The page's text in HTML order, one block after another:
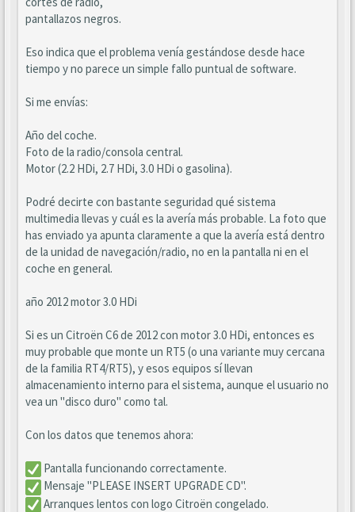
pantallazos negros.
Eso indica que el problema venía gestándose desde hace
tiempo y no parece un simple fallo puntual de software.
Si me envías:
Año del coche.
Foto de la radio/consola central.
Motor (2.2 HDi, 2.7 HDi, 3.0 HDi o gasolina).
Podré decirte con bastante seguridad qué sistema
multimedia llevas y cuál es la avería más probable. La foto que
has enviado ya apunta claramente a que la avería está dentro
de la unidad de navegación/radio, no en la pantalla ni en el
coche en general.
año 2012 motor 3.0 HDi
Si es un Citroën C6 de 2012 con motor 3.0 HDi, entonces es
muy probable que monte un RT5 (o una variante muy cercana
de la familia RT4/RT5), y esos equipos sí llevan
almacenamiento interno para el sistema, aunque el usuario no
vea un "disco duro" como tal.
Con los datos que tenemos ahora:
Pantalla funcionando correctamente.
Mensaje "PLEASE INSERT UPGRADE CD".
Arranques lentos con logo Citroën congelado.